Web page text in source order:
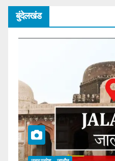
बुंदेलखंड